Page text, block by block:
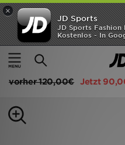
×
JD Sports
JD Sports Fashion
Kostenlos - In
Home
Frauen
adidas Originals Superstar II
vorher120,00€ Jetzt
ANGEBOTE
Neuheiten
Kinder